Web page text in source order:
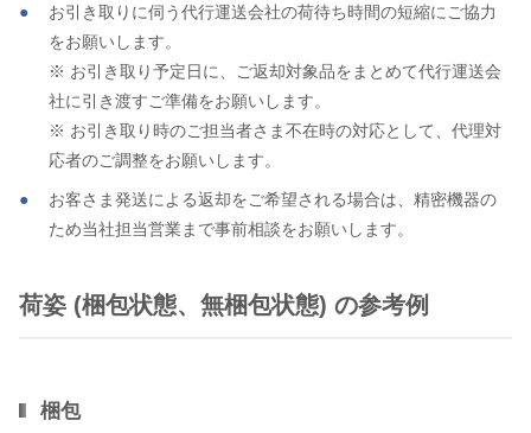
お引き取りに伺う代行運送会社の荷待ち時間の短縮にご協力
をお願いします。
※ お引き取り予定日に、ご返却対象品をまとめて代行運送会
社に引き渡すご準備をお願いします。
※ お引き取り時のご担当者さま不在時の対応として、代理対
応者のご調整をお願いします。
お客さま発送による返却をご希望される場合は、精密機器の
ため当社担当営業まで事前相談をお願いします。
荷姿 (梱包状態、無梱包状態) の参考例
梱包